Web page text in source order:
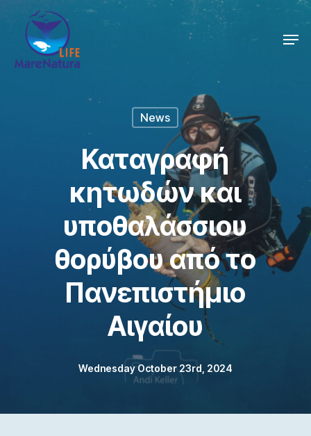
News
Καταγραφή
κητωδών και
υποθαλάσσιου
θορύβου από το
Πανεπιστήμιο
Αιγαίου
Wednesday October 23rd, 2024
Close